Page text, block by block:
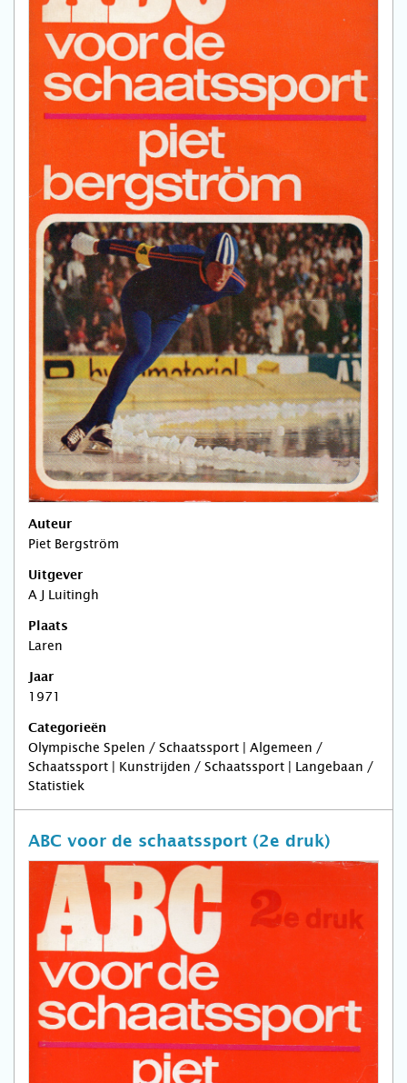
Auteur
Piet Bergström
Uitgever
A J Luitingh
Plaats
Laren
Jaar
1971
Categorieën
Olympische Spelen / Schaatssport | Algemeen /
Schaatssport | Kunstrijden / Schaatssport | Langebaan /
Statistiek
ABC voor de schaatssport (2e druk)